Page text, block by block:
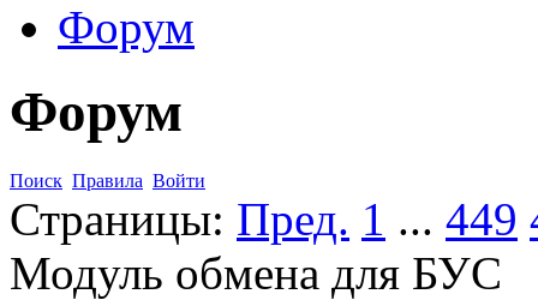
Форум
Форум
Поиск Правила Войти
Страницы: Пред. 1 ... 449
Модуль обмена для БУС